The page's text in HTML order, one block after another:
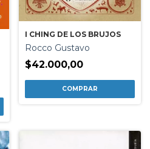
I CHING DE LOS BRUJOS
Rocco Gustavo
$42.000,00